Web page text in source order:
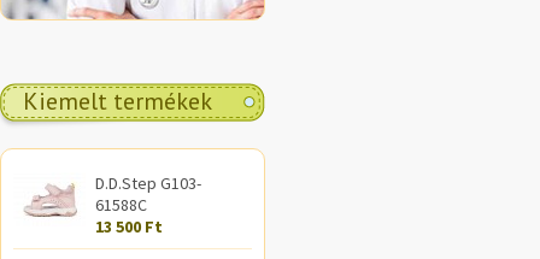
Kiemelt termékek
D.D.Step G103-
61588C
13 500 Ft